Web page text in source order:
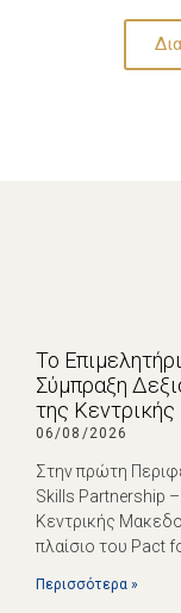
Το
Σύμπραξη
της
06/08/2026
Στην πρώτη
Skills Partnership
Κεντρικής
πλαίσιο του Pact
Περισσότερα »